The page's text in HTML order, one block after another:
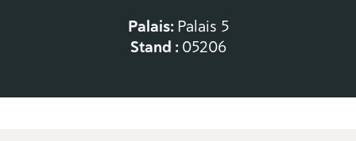
Palais: Palais 5
Stand : 05206